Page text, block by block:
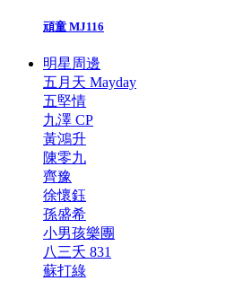
頑童 MJ116
明星周邊
五月天 Mayday
五堅情
九澤 CP
黃鴻升
陳零九
齊豫
徐懷鈺
孫盛希
小男孩樂團
八三夭 831
蘇打綠